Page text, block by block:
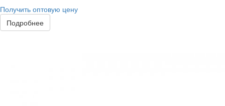
Получить оптовую цену
Подробнее